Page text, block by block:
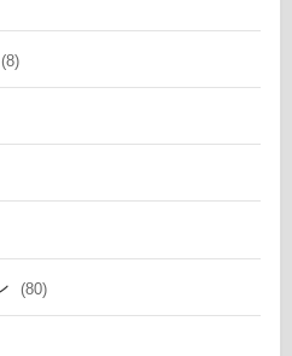
(8)
(80)